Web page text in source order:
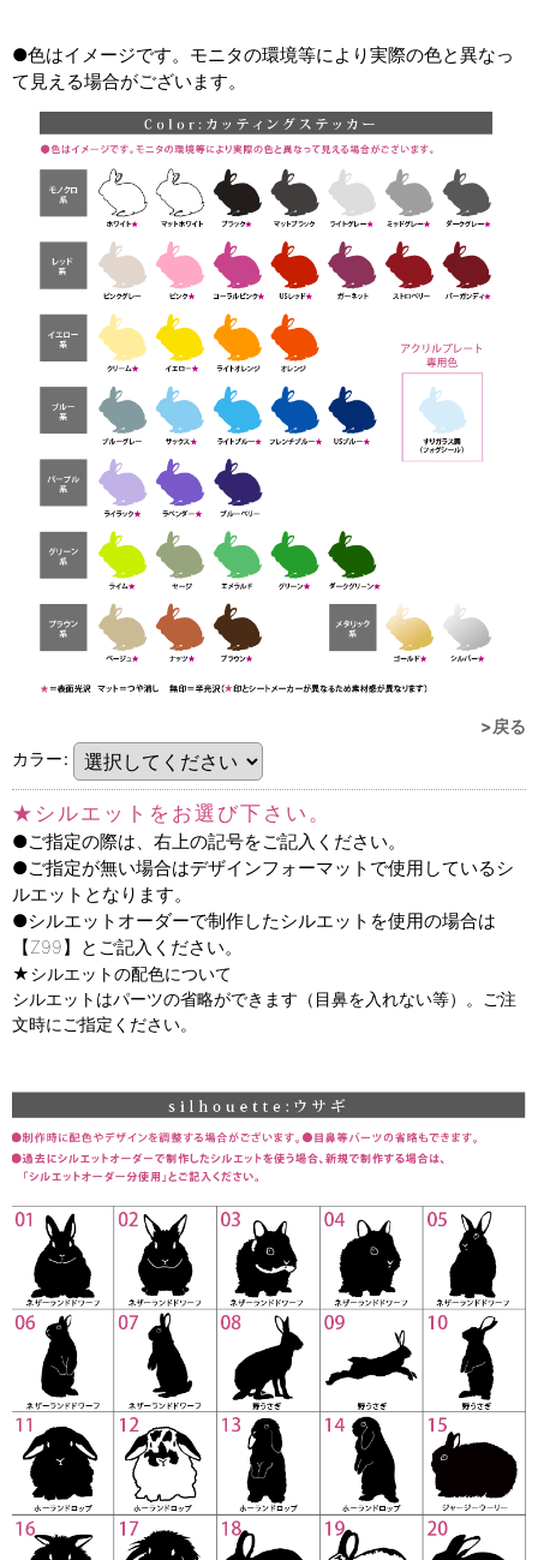
●色はイメージです。モニタの環境等により実際の色と異なっ
て見える場合がございます。
>戻る
カラー:
★シルエットをお選び下さい。
●ご指定の際は、右上の記号をご記入ください。
●ご指定が無い場合はデザインフォーマットで使用しているシ
ルエットとなります。
●シルエットオーダーで制作したシルエットを使用の場合は
【Z99】とご記入ください。
★シルエットの配色について
シルエットはパーツの省略ができます（目鼻を入れない等）。ご注
文時にご指定ください。